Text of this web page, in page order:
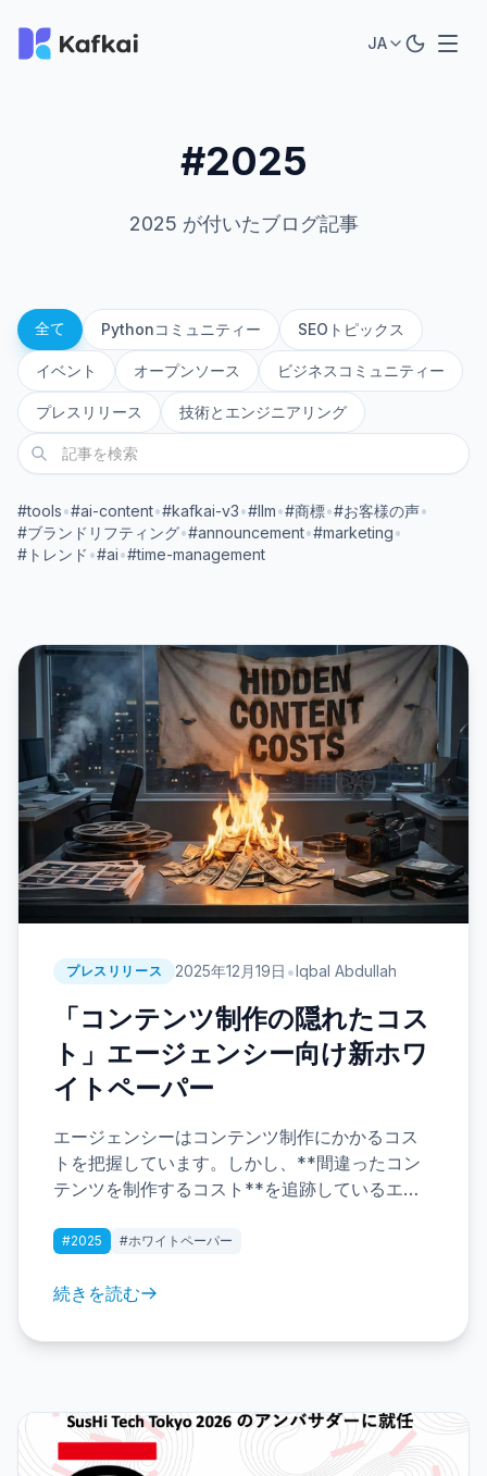
JA
#2025
2025 が付いたブログ記事
全て Pythonコミュニティー SEOトピックス
イベント オープンソース ビジネスコミュニティー
プレスリリース 技術とエンジニアリング
#tools•#ai-content•#kafkai-v3•#llm•#商標•#お客様の声•
#ブランドリフティング•#announcement•#marketing•
#トレンド •#ai•#time-management
プレスリリース 2025年12月19日 •Iqbal Abdullah
「コンテンツ制作の隠れたコス
ト」エージェンシー向け新ホワ
イトペーパー
エージェンシーはコンテンツ制作にかかるコス
トを把握しています。しかし、**間違ったコン
テンツを制作するコスト**を追跡しているエー
イトペーパーでは、500億ドルのコンテンツ浪費
ます。
#2025 #ホワイトペーパー
続きを読む